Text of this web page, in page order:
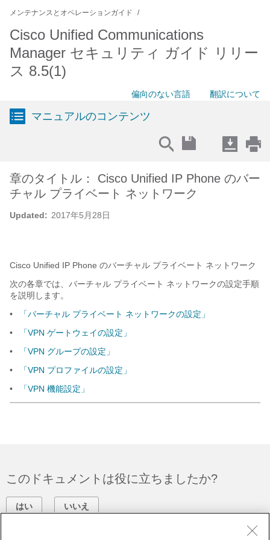
メンテナンスとオペレーションガイド
Cisco Unified Communications
Manager セキュリティ ガイド リリー
ス 8.5(1)
偏向のない言語 翻訳について
マニュアルのコンテンツ
Updated: 2017年5月28日
章のタイトル： Cisco Unified IP Phone のバー
チャル プライベート ネットワーク
Cisco Unified IP Phone のバーチャル プライベート ネットワーク
次の各章では、バーチャル プライベート ネットワークの設定手順
を説明します。
•
「バーチャル プライベート ネットワークの設定」
•
「VPN ゲートウェイの設定」
•
「VPN グループの設定」
•
「VPN プロファイルの設定」
•
「VPN 機能設定」
このドキュメントは役に立ちましたか?
はい いいえ